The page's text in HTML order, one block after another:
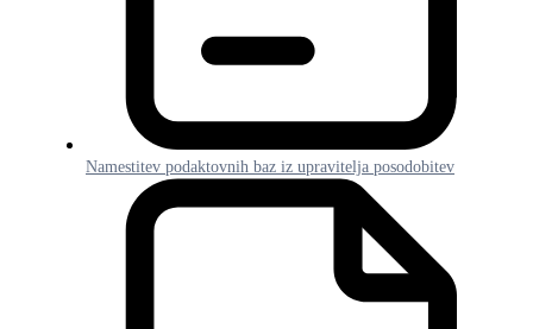
Namestitev podaktovnih baz iz upravitelja posodobitev